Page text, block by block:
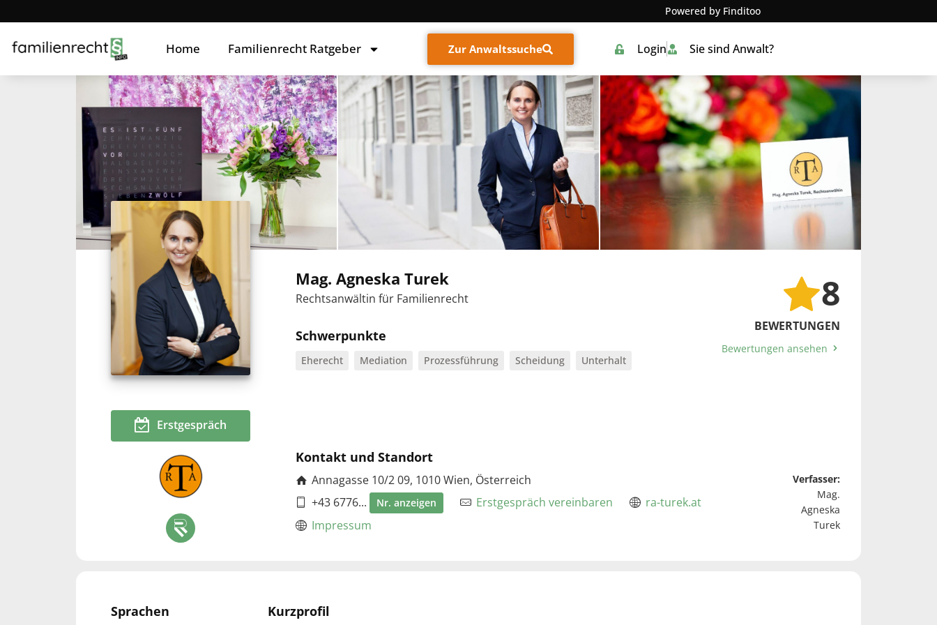
Powered by Finditoo
Home Familienrecht Ratgeber Zur Anwaltssuche Login Sie sind Anwalt?
Erstgespräch
Mag. Agneska Turek
Rechtsanwältin für Familienrecht
Schwerpunkte
Eherecht Mediation Prozessführung Scheidung Unterhalt
8
BEWERTUNGEN
Bewertungen ansehen
Kontakt und Standort
Annagasse 10/2 09, 1010 Wien, Österreich
+43 6776...
Nr. anzeigen Erstgespräch vereinbaren
ra-turek.at
Impressum
Verfasser:
Mag.
Agneska
Turek
Sprachen Kurzprofil